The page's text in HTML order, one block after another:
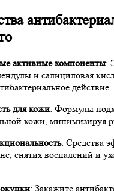
активные компоненты:
и салициловая
действие.
для кожи: Формулы
кожи, минимизируя
: Средства
снятия воспалений и
: Закажите